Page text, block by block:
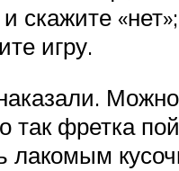
скажите «нет»;
игру.
так фретка
лакомым